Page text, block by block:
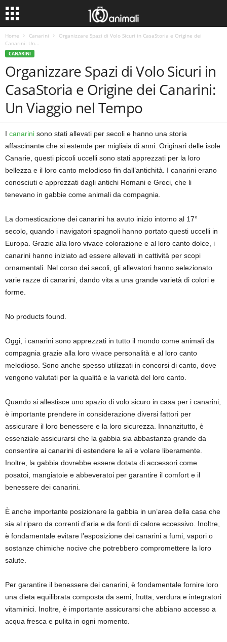
Home Canarini
Organizzare Spazi di Volo Sicuri in CasaStoria e Origine dei
Canarini: Un...
CANARINI
Organizzare Spazi di Volo Sicuri in
CasaStoria e Origine dei Canarini:
Un Viaggio nel Tempo
I canarini sono stati allevati per secoli e hanno una storia
affascinante che si estende per migliaia di anni. Originari delle isole
Canarie, questi piccoli uccelli sono stati apprezzati per la loro
bellezza e il loro canto melodioso fin dall’antichità. I canarini erano
conosciuti e apprezzati dagli antichi Romani e Greci, che li
tenevano in gabbie come animali da compagnia.
La domesticazione dei canarini ha avuto inizio intorno al 17°
secolo, quando i navigatori spagnoli hanno portato questi uccelli in
Europa. Grazie alla loro vivace colorazione e al loro canto dolce, i
canarini hanno iniziato ad essere allevati in cattività per scopi
ornamentali. Nel corso dei secoli, gli allevatori hanno selezionato
varie razze di canarini, dando vita a una grande varietà di colori e
forme.
No products found.
Oggi, i canarini sono apprezzati in tutto il mondo come animali da
compagnia grazie alla loro vivace personalità e al loro canto
melodioso. Sono anche spesso utilizzati in concorsi di canto, dove
vengono valutati per la qualità e la varietà del loro canto.
Quando si allestisce uno spazio di volo sicuro in casa per i canarini,
è importante prendere in considerazione diversi fattori per
assicurare il loro benessere e la loro sicurezza. Innanzitutto, è
essenziale assicurarsi che la gabbia sia abbastanza grande da
consentire ai canarini di estendere le ali e volare liberamente.
Inoltre, la gabbia dovrebbe essere dotata di accessori come
posatoi, mangiatoie e abbeveratoi per garantire il comfort e il
benessere dei canarini.
È anche importante posizionare la gabbia in un’area della casa che
sia al riparo da correnti d’aria e da fonti di calore eccessivo. Inoltre,
è fondamentale evitare l’esposizione dei canarini a fumi, vapori o
sostanze chimiche nocive che potrebbero compromettere la loro
salute.
Per garantire il benessere dei canarini, è fondamentale fornire loro
una dieta equilibrata composta da semi, frutta, verdura e integratori
vitaminici. Inoltre, è importante assicurarsi che abbiano accesso a
acqua fresca e pulita in ogni momento.